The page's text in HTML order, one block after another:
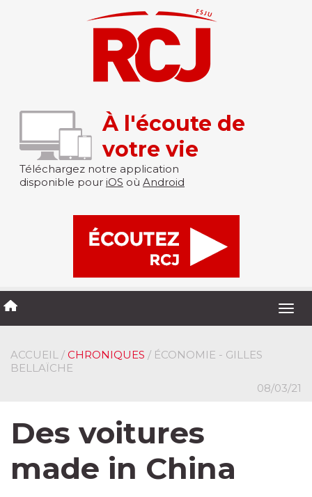
À l'écoute de
votre vie
Téléchargez notre application
disponible pour iOS où Android
ACCUEIL / CHRONIQUES / ÉCONOMIE - GILLES
BELLAÏCHE
08/03/21
Des voitures
made in China